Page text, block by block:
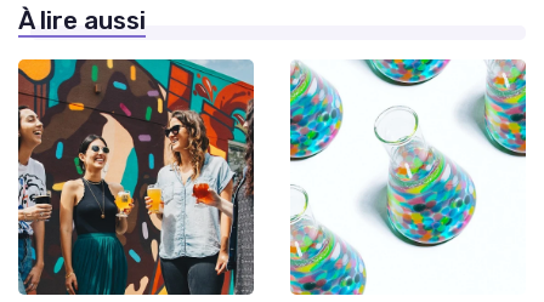
À lire aussi